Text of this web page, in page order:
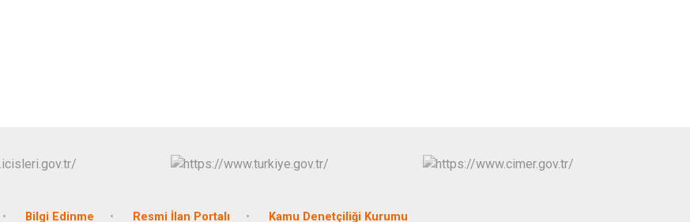
Bilgi Edinme Resmi İlan Portalı Kamu Denetçiliği Kurumu